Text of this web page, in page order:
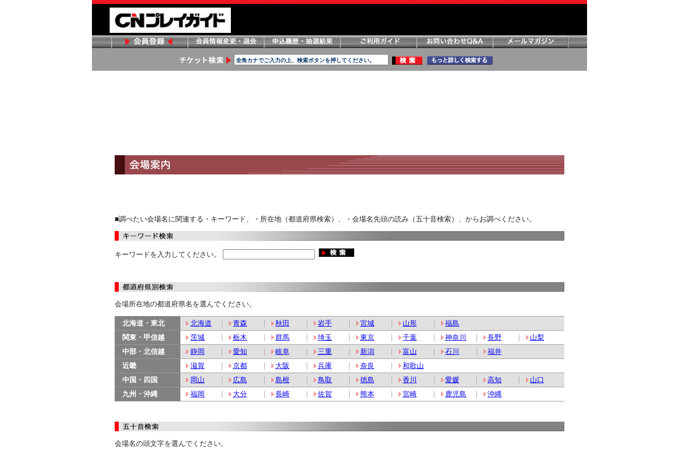
■調べたい会場名に関連する・キーワード、・所在地（都道府県検索）、・会場名先頭の読み（五十音検索）、からお調べください。
キーワードを入力してください。
会場所在地の都道府県名を選んでください。
北海道・東北 北海道 青森 秋田 岩手 宮城 山形
福島
関東・甲信越
茨城 栃木 群馬 埼玉 東京 千葉 神奈川 長野
山梨
中部・北信越
静岡 愛知 岐阜 三重 新潟 富山 石川
福井
近畿
滋賀 京都 大阪 兵庫 奈良
和歌山
中国・四国
岡山 広島 島根 鳥取 徳島 香川 愛媛 高知
山口
九州・沖縄
福岡 大分 長崎 佐賀 熊本 宮崎 鹿児島 沖縄
会場名の頭文字を選んでください。